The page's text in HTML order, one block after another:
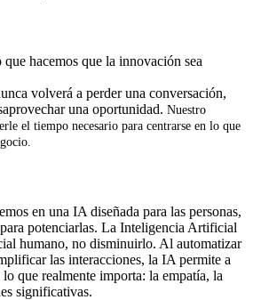
hacemos que la innovación sea
volverá a perder una conversación,
una oportunidad. Nuestro
el tiempo necesario para centrarse en lo que
en una IA diseñada para las personas,
potenciarlas. La Inteligencia Artificial
humano, no disminuirlo. Al automatizar
las interacciones, la IA permite a
lo que realmente importa: la empatía, la
significativas.